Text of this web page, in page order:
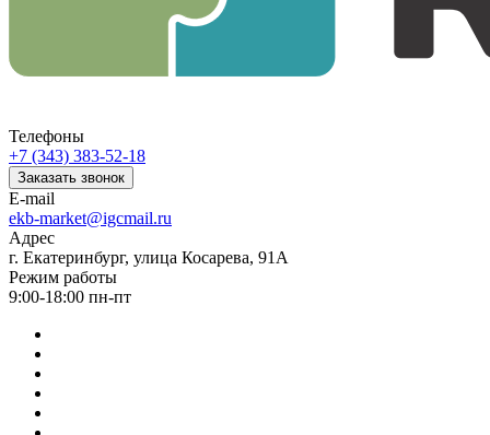
Телефоны
+7 (343) 383-52-18
Заказать звонок
E-mail
ekb-market@igcmail.ru
Адрес
г. Екатеринбург, улица Косарева, 91А
Режим работы
9:00-18:00 пн-пт